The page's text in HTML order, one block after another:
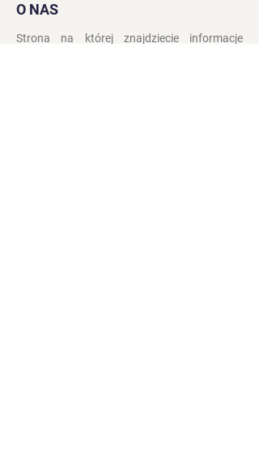
O NAS
Strona na której znajdziecie informacje